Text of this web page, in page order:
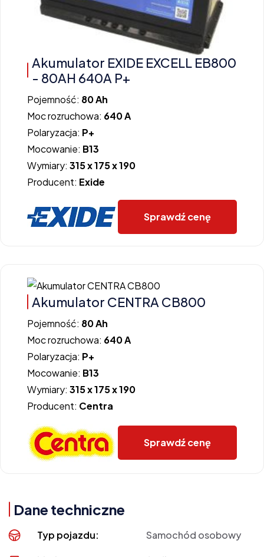
Akumulator EXIDE EXCELL EB800
- 80AH 640A P+
Pojemność: 80 Ah
Moc rozruchowa: 640 A
Polaryzacja: P+
Mocowanie: B13
Wymiary: 315 x 175 x 190
Producent: Exide
Sprawdź cenę
Akumulator CENTRA CB800
Pojemność: 80 Ah
Moc rozruchowa: 640 A
Polaryzacja: P+
Mocowanie: B13
Wymiary: 315 x 175 x 190
Producent: Centra
Sprawdź cenę
Dane techniczne
Typ pojazdu: Samochód osobowy